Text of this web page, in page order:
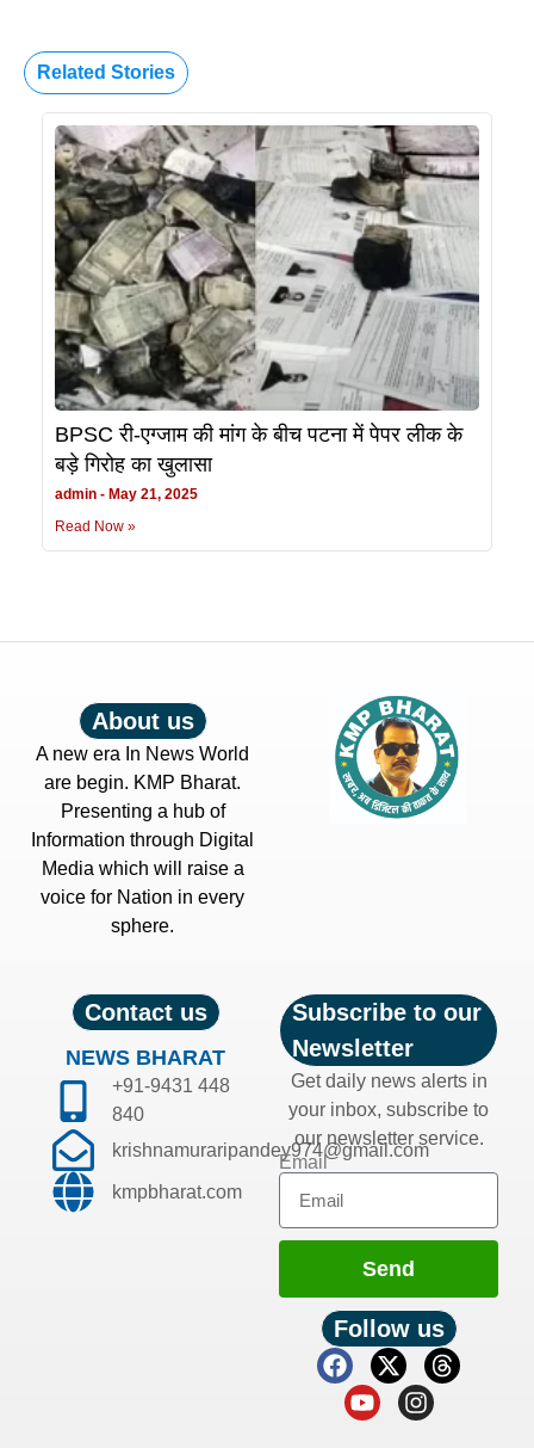
Related Stories
BPSC री-एग्जाम की मांग के बीच पटना में पेपर लीक के
बड़े गिरोह का खुलासा
admin
May 21, 2025
Read Now »
About us
A new era In News World
are begin. KMP Bharat.
Presenting a hub of
Information through Digital
Media which will raise a
voice for Nation in every
sphere.
Contact us
NEWS BHARAT
+91-9431 448
840
krishnamuraripandey974@gmail.com
kmpbharat.com
Subscribe to our
Newsletter
Get daily news alerts in
your inbox, subscribe to
our newsletter service.
Email
Send
Follow us